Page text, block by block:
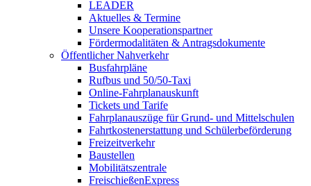
LEADER
Aktuelles & Termine
Unsere Kooperationspartner
Fördermodalitäten & Antragsdokumente
Öffentlicher Nahverkehr
Busfahrpläne
Rufbus und 50/50-Taxi
Online-Fahrplanauskunft
Tickets und Tarife
Fahrplanauszüge für Grund- und Mittelschulen
Fahrtkostenerstattung und Schülerbeförderung
Freizeitverkehr
Baustellen
Mobilitätszentrale
FreischießenExpress